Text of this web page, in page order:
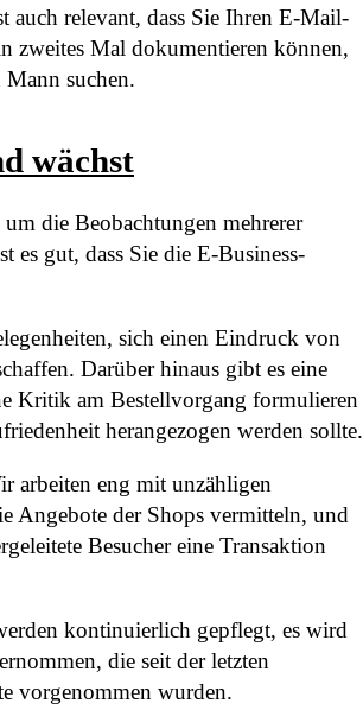
auch relevant, dass Sie Ihren E-Mail-
zweites Mal dokumentieren können,
suchen.
wächst
die Beobachtungen mehrerer
es gut, dass Sie die E-Business-
sich einen Eindruck von
Darüber hinaus gibt es eine
Kritik am Bestellvorgang formulieren
herangezogen werden sollte.
arbeiten eng mit unzähligen
Angebote der Shops vermitteln, und
Besucher eine Transaktion
kontinuierlich gepflegt, es wird
die seit der letzten
vorgenommen wurden.